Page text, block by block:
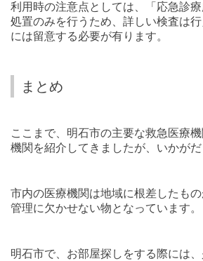
利用時の注意点としては、「応急診
処置のみを行うため、詳しい検査は
には留意する必要が有ります。
まとめ
ここまで、明石市の主要な救急医療
機関を紹介してきましたが、いかがだ
市内の医療機関は地域に根差したも
管理に欠かせない物となっています。
明石市で、お部屋探しをする際には